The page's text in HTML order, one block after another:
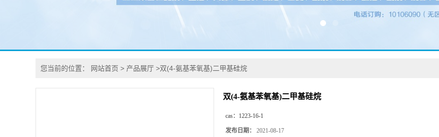
您当前的位置： 网站首页 > 产品展厅 >双(4-氨基苯氧基)二甲基硅烷
双(4-氨基苯氧基)二甲基硅烷
cas： 1223-16-1
发布日期： 2021-08-17